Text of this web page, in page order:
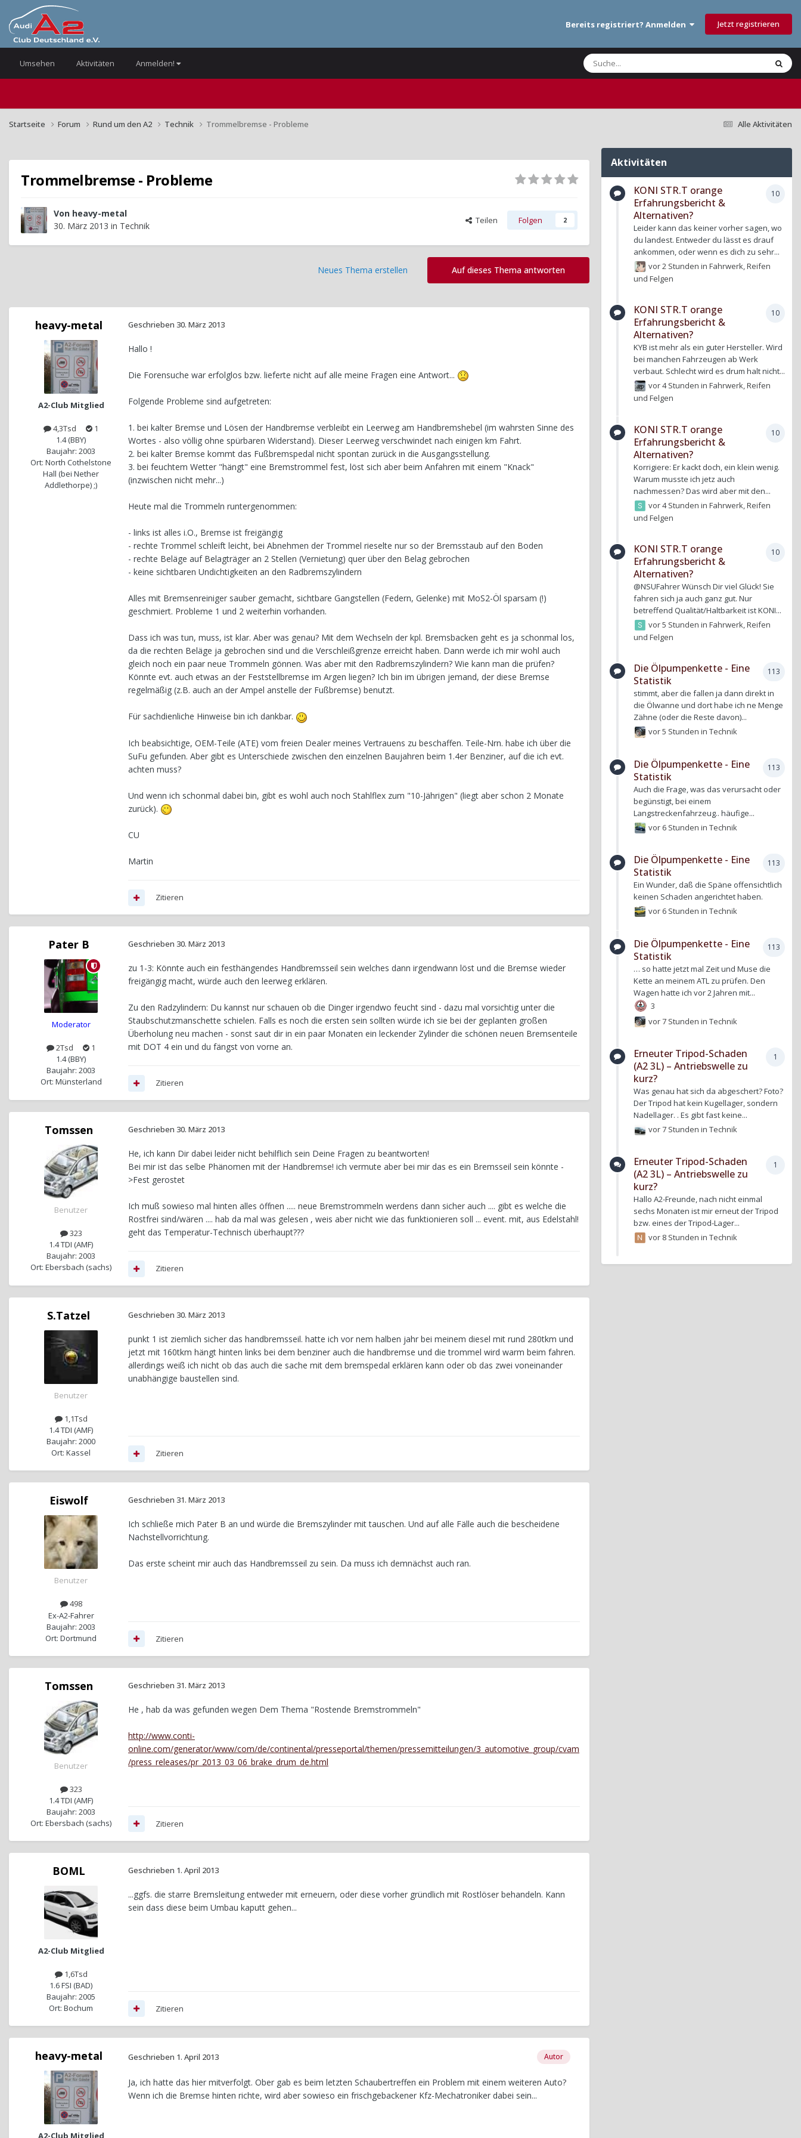
Bereits registriert? Anmelden Jetzt registrieren
Umsehen Aktivitäten Anmelden!
Alle Aktivitäten
Startseite Forum Rund um den A2 Technik Trommelbremse - Probleme
Trommelbremse - Probleme
Von heavy-metal
30. März 2013 in Technik Teilen Folgen 2
Auf dieses Thema antworten
Neues Thema erstellen
heavy-metal
A2-Club Mitglied
4,3Tsd
1
1.4 (BBY)
Baujahr: 2003
Ort: North Cothelstone
Hall (bei Nether
Addlethorpe) ;)
Geschrieben 30. März 2013
Hallo !
Die Forensuche war erfolglos bzw. lieferte nicht auf alle meine Fragen eine Antwort...
Folgende Probleme sind aufgetreten:
1. bei kalter Bremse und Lösen der Handbremse verbleibt ein Leerweg am Handbremshebel (im wahrsten Sinne des
Wortes - also völlig ohne spürbaren Widerstand). Dieser Leerweg verschwindet nach einigen km Fahrt.
2. bei kalter Bremse kommt das Fußbremspedal nicht spontan zurück in die Ausgangsstellung.
3. bei feuchtem Wetter "hängt" eine Bremstrommel fest, löst sich aber beim Anfahren mit einem "Knack"
(inzwischen nicht mehr...)
Heute mal die Trommeln runtergenommen:
- links ist alles i.O., Bremse ist freigängig
- rechte Trommel schleift leicht, bei Abnehmen der Trommel rieselte nur so der Bremsstaub auf den Boden
- rechte Beläge auf Belagträger an 2 Stellen (Vernietung) quer über den Belag gebrochen
- keine sichtbaren Undichtigkeiten an den Radbremszylindern
Alles mit Bremsenreiniger sauber gemacht, sichtbare Gangstellen (Federn, Gelenke) mit MoS2-Öl sparsam (!)
geschmiert. Probleme 1 und 2 weiterhin vorhanden.
Dass ich was tun, muss, ist klar. Aber was genau? Mit dem Wechseln der kpl. Bremsbacken geht es ja schonmal los,
da die rechten Beläge ja gebrochen sind und die Verschleißgrenze erreicht haben. Dann werde ich mir wohl auch
gleich noch ein paar neue Trommeln gönnen. Was aber mit den Radbremszylindern? Wie kann man die prüfen?
Könnte evt. auch etwas an der Feststellbremse im Argen liegen? Ich bin im übrigen jemand, der diese Bremse
regelmäßig (z.B. auch an der Ampel anstelle der Fußbremse) benutzt.
Für sachdienliche Hinweise bin ich dankbar.
Ich beabsichtige, OEM-Teile (ATE) vom freien Dealer meines Vertrauens zu beschaffen. Teile-Nrn. habe ich über die
SuFu gefunden. Aber gibt es Unterschiede zwischen den einzelnen Baujahren beim 1.4er Benziner, auf die ich evt.
achten muss?
Und wenn ich schonmal dabei bin, gibt es wohl auch noch Stahlflex zum "10-Jährigen" (liegt aber schon 2 Monate
zurück).
CU
Martin
Zitieren
Pater B
Moderator
2Tsd
1
1.4 (BBY)
Baujahr: 2003
Ort: Münsterland
Geschrieben 30. März 2013
zu 1-3: Könnte auch ein festhängendes Handbremsseil sein welches dann irgendwann löst und die Bremse wieder
freigängig macht, würde auch den leerweg erklären.
Zu den Radzylindern: Du kannst nur schauen ob die Dinger irgendwo feucht sind - dazu mal vorsichtig unter die
Staubschutzmanschette schielen. Falls es noch die ersten sein sollten würde ich sie bei der geplanten großen
Überholung neu machen - sonst saut dir in ein paar Monaten ein leckender Zylinder die schönen neuen Bremsenteile
mit DOT 4 ein und du fängst von vorne an.
Zitieren
Tomssen
Benutzer
323
1.4 TDI (AMF)
Baujahr: 2003
Ort: Ebersbach (sachs)
Geschrieben 30. März 2013
He, ich kann Dir dabei leider nicht behilflich sein Deine Fragen zu beantworten!
Bei mir ist das selbe Phänomen mit der Handbremse! ich vermute aber bei mir das es ein Bremsseil sein könnte -
>Fest gerostet
Ich muß sowieso mal hinten alles öffnen ..... neue Bremstrommeln werdens dann sicher auch .... gibt es welche die
Rostfrei sind/wären .... hab da mal was gelesen , weis aber nicht wie das funktionieren soll ... event. mit, aus Edelstahl!
geht das Temperatur-Technisch überhaupt???
Zitieren
S.Tatzel
Benutzer
1,1Tsd
1.4 TDI (AMF)
Baujahr: 2000
Ort: Kassel
Geschrieben 30. März 2013
punkt 1 ist ziemlich sicher das handbremsseil. hatte ich vor nem halben jahr bei meinem diesel mit rund 280tkm und
jetzt mit 160tkm hängt hinten links bei dem benziner auch die handbremse und die trommel wird warm beim fahren.
allerdings weiß ich nicht ob das auch die sache mit dem bremspedal erklären kann oder ob das zwei voneinander
unabhängige baustellen sind.
Zitieren
Eiswolf
Benutzer
498
Ex-A2-Fahrer
Baujahr: 2003
Ort: Dortmund
Geschrieben 31. März 2013
Ich schließe mich Pater B an und würde die Bremszylinder mit tauschen. Und auf alle Fälle auch die bescheidene
Nachstellvorrichtung.
Das erste scheint mir auch das Handbremsseil zu sein. Da muss ich demnächst auch ran.
Zitieren
Tomssen
Benutzer
323
1.4 TDI (AMF)
Baujahr: 2003
Ort: Ebersbach (sachs)
Geschrieben 31. März 2013
He , hab da was gefunden wegen Dem Thema "Rostende Bremstrommeln"
http://www.conti-
online.com/generator/www/com/de/continental/presseportal/themen/pressemitteilungen/3_automotive_group/cvam
/press_releases/pr_2013_03_06_brake_drum_de.html
Zitieren
BOML
A2-Club Mitglied
1,6Tsd
1.6 FSI (BAD)
Baujahr: 2005
Ort: Bochum
Geschrieben 1. April 2013
...ggfs. die starre Bremsleitung entweder mit erneuern, oder diese vorher gründlich mit Rostlöser behandeln. Kann
sein dass diese beim Umbau kaputt gehen...
Zitieren
heavy-metal
A2-Club Mitglied
Autor
Geschrieben 1. April 2013
Ja, ich hatte das hier mitverfolgt. Ober gab es beim letzten Schaubertreffen ein Problem mit einem weiteren Auto?
Wenn ich die Bremse hinten richte, wird aber sowieso ein frischgebackener Kfz-Mechatroniker dabei sein...
Aktivitäten
10
KONI STR.T orange
Erfahrungsbericht &
Alternativen?
Leider kann das keiner vorher sagen, wo
du landest. Entweder du lässt es drauf
ankommen, oder wenn es dich zu sehr...
vor 2 Stunden inFahrwerk, Reifen
und Felgen
10
KONI STR.T orange
Erfahrungsbericht &
Alternativen?
KYB ist mehr als ein guter Hersteller. Wird
bei manchen Fahrzeugen ab Werk
verbaut. Schlecht wird es drum halt nicht...
vor 4 Stunden inFahrwerk, Reifen
und Felgen
10
KONI STR.T orange
Erfahrungsbericht &
Alternativen?
Korrigiere: Er kackt doch, ein klein wenig.
Warum musste ich jetz auch
nachmessen? Das wird aber mit den...
vor 4 Stunden inFahrwerk, Reifen
und Felgen
10
KONI STR.T orange
Erfahrungsbericht &
Alternativen?
@NSUFahrer Wünsch Dir viel Glück! Sie
fahren sich ja auch ganz gut. Nur
betreffend Qualität/Haltbarkeit ist KONI...
vor 5 Stunden inFahrwerk, Reifen
und Felgen
113
Die Ölpumpenkette - Eine
Statistik
stimmt, aber die fallen ja dann direkt in
die Ölwanne und dort habe ich ne Menge
Zähne (oder die Reste davon)...
vor 5 Stunden inTechnik
113
Die Ölpumpenkette - Eine
Statistik
Auch die Frage, was das verursacht oder
begünstigt, bei einem
Langstreckenfahrzeug.. häufige...
vor 6 Stunden inTechnik
113
Die Ölpumpenkette - Eine
Statistik
Ein Wunder, daß die Späne offensichtlich
keinen Schaden angerichtet haben.
vor 6 Stunden inTechnik
113
Die Ölpumpenkette - Eine
Statistik
… so hatte jetzt mal Zeit und Muse die
Kette an meinem ATL zu prüfen. Den
Wagen hatte ich vor 2 Jahren mit...
3
vor 7 Stunden inTechnik
1
Erneuter Tripod-Schaden
(A2 3L) – Antriebswelle zu
kurz?
Was genau hat sich da abgeschert? Foto?
Der Tripod hat kein Kugellager, sondern
Nadellager. . Es gibt fast keine...
vor 7 Stunden inTechnik
1
Erneuter Tripod-Schaden
(A2 3L) – Antriebswelle zu
kurz?
Hallo A2-Freunde, nach nicht einmal
sechs Monaten ist mir erneut der Tripod
bzw. eines der Tripod-Lager...
vor 8 Stunden inTechnik